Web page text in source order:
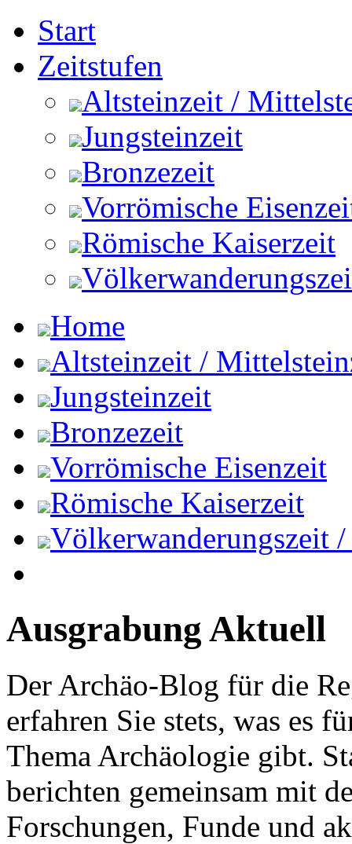
Start
Zeitstufen
Altsteinzeit /
Jungsteinzeit
Bronzezeit
Vorrömische
Römische Kaiserzeit
Home
Altsteinzeit /
Jungsteinzeit
Bronzezeit
Vorrömische Eisenzeit
Römische Kaiserzeit
Völkerwanderungszeit
Ausgrabung Aktuell
Der Archäo-Blog für die
erfahren Sie stets, was es
Thema Archäologie gibt.
berichten gemeinsam mit
Forschungen, Funde und